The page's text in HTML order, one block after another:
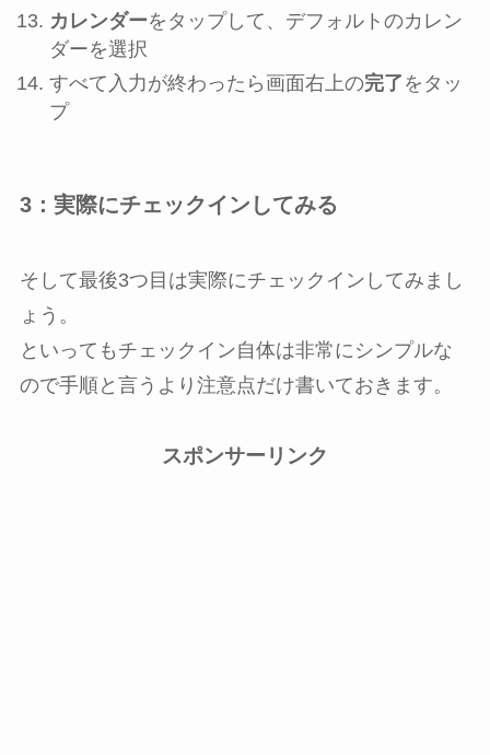
カレンダーをタップして、デフォルトのカレン
ダーを選択
すべて入力が終わったら画面右上の完了 をタッ
プ
3：実際にチェックインしてみる
そして最後3つ目は実際にチェックインしてみまし
ょう。
といってもチェックイン自体は非常にシンプルな
ので手順と言うより注意点だけ書いておきます。
スポンサーリンク